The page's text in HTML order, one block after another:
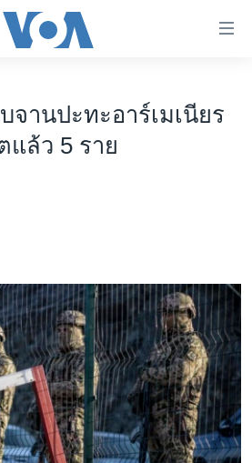
จานปะทะอาร์เมเนียร
แล้ว 5 ราย